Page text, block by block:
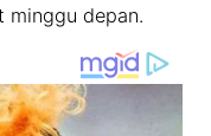
minggu depan.